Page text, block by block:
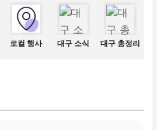
로컬 행사 대구 소식 대구 총정리